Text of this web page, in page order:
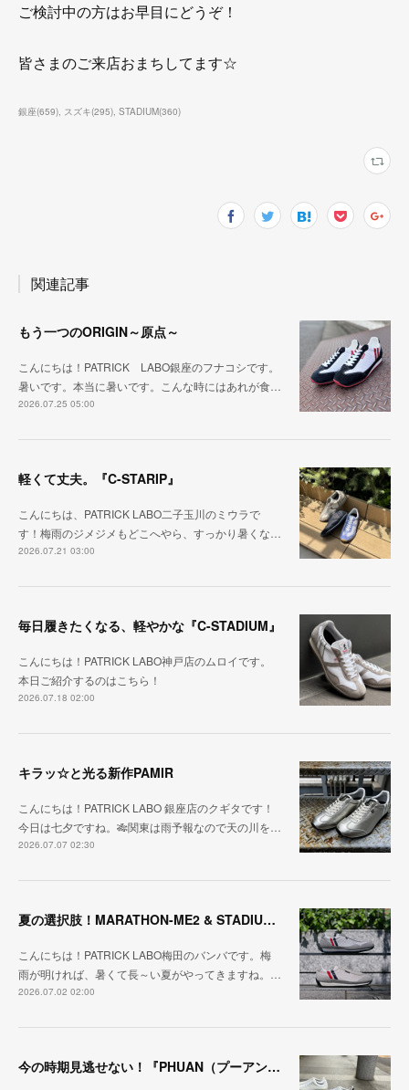
ご検討中の方はお早目にどうぞ！
皆さまのご来店おまちしてます☆
銀座(659) スズキ(295) STADIUM(360)
関連記事
もう一つのORIGIN～原点～
こんにちは！PATRICK LABO銀座のフナコシです。
暑いです。本当に暑いです。こんな時にはあれが食…
2026.07.25 05:00
軽くて丈夫。『C-STARIP』
こんにちは、PATRICK LABO二子玉川のミウラで
す！梅雨のジメジメもどこへやら、すっかり暑くな…
2026.07.21 03:00
毎日履きたくなる、軽やかな『C-STADIUM』
こんにちは！PATRICK LABO神戸店のムロイです。
本日ご紹介するのはこちら！
2026.07.18 02:00
キラッ☆と光る新作PAMIR
こんにちは！PATRICK LABO 銀座店のクギタです！
今日は七夕ですね。🎋関東は雨予報なので天の川を…
2026.07.07 02:30
夏の選択肢！MARATHON-ME2 & STADIUM-ME2
こんにちは！PATRICK LABO梅田のバンバです。梅
雨が明ければ、暑くて長～い夏がやってきますね。…
2026.07.02 02:00
今の時期見逃せない！『PHUAN（プーアン）』